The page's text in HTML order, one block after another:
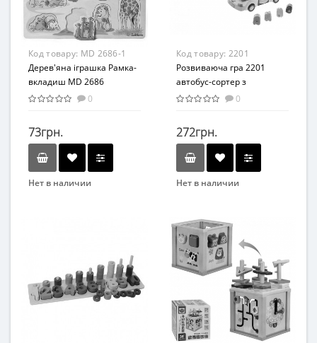
Материал
Дерево
Комбинированный
Код товару: MD 2686-1
Дерев'яна іграшка Рамка-
вкладиш MD 2686
(Тварини Африки)
0
73грн.
Нет в наличии
От 2-х лет
Материал
Код товару: 2201
Розвиваюча гра 2201
автобус-сортер з
телефоном
0
272грн.
Нет в наличии